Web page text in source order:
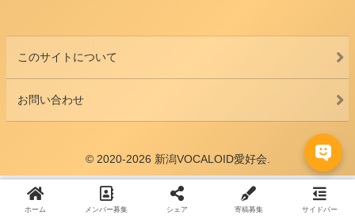
このサイトについて
お問い合わせ
© 2020-2026 新潟VOCALOID愛好会.
ホーム メンバー募集 シェア 寄稿募集 サイドバー